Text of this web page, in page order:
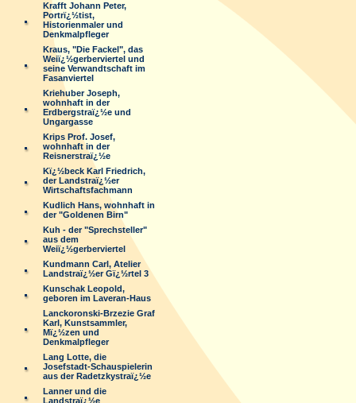
Krafft Johann Peter,
Portrï¿½tist,
Historienmaler und
Denkmalpfleger
Kraus, "Die Fackel", das
Weiï¿½gerberviertel und
seine Verwandtschaft im
Fasanviertel
Kriehuber Joseph,
wohnhaft in der
Erdbergstraï¿½e und
Ungargasse
Krips Prof. Josef,
wohnhaft in der
Reisnerstraï¿½e
Kï¿½beck Karl Friedrich,
der Landstraï¿½er
Wirtschaftsfachmann
Kudlich Hans, wohnhaft in
der "Goldenen Birn"
Kuh - der "Sprechsteller"
aus dem
Weiï¿½gerberviertel
Kundmann Carl, Atelier
Landstraï¿½er Gï¿½rtel 3
Kunschak Leopold,
geboren im Laveran-Haus
Lanckoronski-Brzezie Graf
Karl, Kunstsammler,
Mï¿½zen und
Denkmalpfleger
Lang Lotte, die
Josefstadt-Schauspielerin
aus der Radetzkystraï¿½e
Lanner und die
Landstraï¿½e